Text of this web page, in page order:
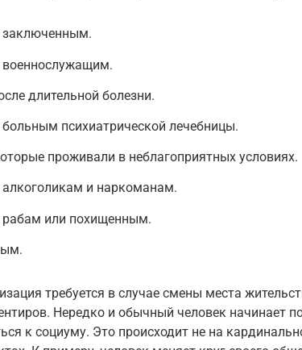
длительной болезни.
психиатрической лечебницы.
проживали в неблагоприятных условиях.
и наркоманам.
или похищенным.
требуется в случае смены места
Нередко и обычный человек начинает
к социуму. Это происходит не на